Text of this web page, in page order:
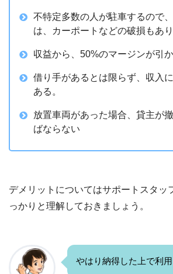
不特定多数の人が駐車するので
は、カーポートなどの破損もあり
収益から、50%のマージンが引
借り手があるとは限らず、収入
ある。
放置車両があった場合、貸主が
ばならない
デメリットについてはサポートスタッ
っかりと理解しておきましょう。
やはり納得した上で利